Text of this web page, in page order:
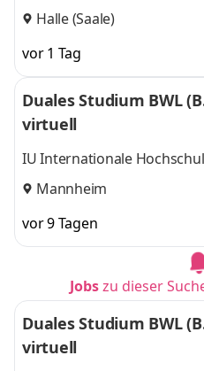
Halle (Saale)
vor 1 Tag
Duales Studium BWL
virtuell
IU Internationale
Mannheim
vor 9 Tagen
Jobszu dieser
Duales Studium BWL
virtuell